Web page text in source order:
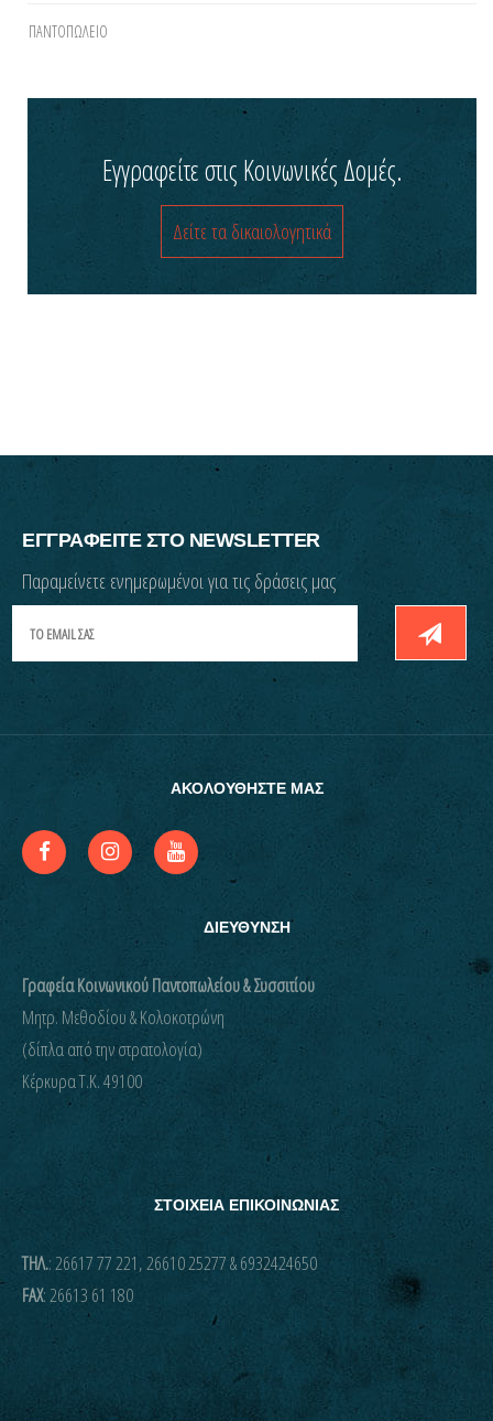
ΠΑΝΤΟΠΩΛΕΙΟ
Εγγραφείτε στις Κοινωνικές Δομές.
Δείτε τα δικαιολογητικά
ΕΓΓΡΑΦΕΙΤΕ ΣΤΟ NEWSLETTER
Παραμείνετε ενημερωμένοι για τις δράσεις μας
ΑΚΟΛΟΥΘΗΣΤΕ ΜΑΣ
ΔΙΕΥΘΥΝΣΗ
Γραφεία Κοινωνικού Παντοπωλείου & Συσσιτίου
Μητρ. Μεθοδίου & Κολοκοτρώνη
(δίπλα από την στρατολογία)
Kέρκυρα Τ.Κ. 49100
ΣΤΟΙΧΕΙΑ ΕΠΙΚΟΙΝΩΝΙΑΣ
ΤΗΛ.: 26617 77 221, 26610 25277 & 6932424650
FAX: 26613 61 180